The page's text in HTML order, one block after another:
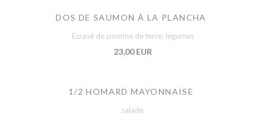
DOS DE SAUMON À LA PLANCHA
Ecrasé de pomme de terre, legumes
23,00 EUR
1/2 HOMARD MAYONNAISE
salade